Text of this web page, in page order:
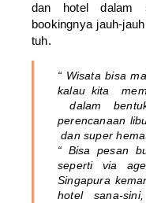
dan hotel dalam
bookingnya jauh-
tuh.
“ Wisata bisa
kalau kita
dalam
perencanaan
dan super
“ Bisa pesan
seperti via
Singapura
hotel sana-